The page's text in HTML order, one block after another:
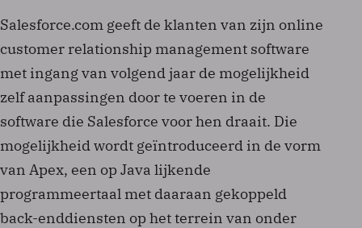
Salesforce.com geeft de klanten van zijn online
customer relationship management software
met ingang van volgend jaar de mogelijkheid
zelf aanpassingen door te voeren in de
software die Salesforce voor hen draait. Die
mogelijkheid wordt geïntroduceerd in de vorm
van Apex, een op Java lijkende
programmeertaal met daaraan gekoppeld
back-enddiensten op het terrein van onder